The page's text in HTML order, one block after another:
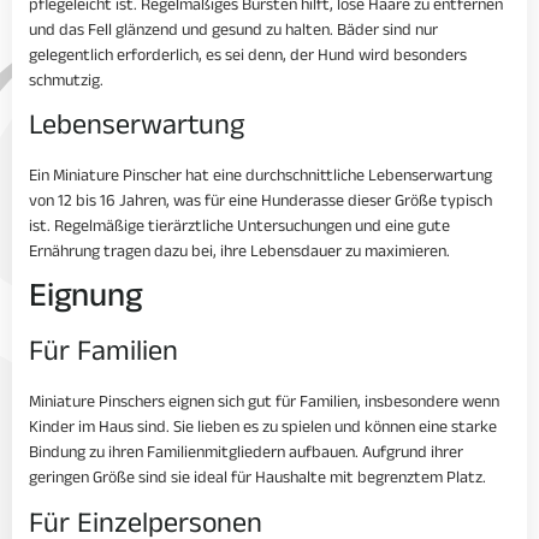
pflegeleicht ist. Regelmäßiges Bürsten hilft, lose Haare zu entfernen
und das Fell glänzend und gesund zu halten. Bäder sind nur
gelegentlich erforderlich, es sei denn, der Hund wird besonders
schmutzig.
Lebenserwartung
Ein Miniature Pinscher hat eine durchschnittliche Lebenserwartung
von 12 bis 16 Jahren, was für eine Hunderasse dieser Größe typisch
ist. Regelmäßige tierärztliche Untersuchungen und eine gute
Ernährung tragen dazu bei, ihre Lebensdauer zu maximieren.
Eignung
Für Familien
Miniature Pinschers eignen sich gut für Familien, insbesondere wenn
Kinder im Haus sind. Sie lieben es zu spielen und können eine starke
Bindung zu ihren Familienmitgliedern aufbauen. Aufgrund ihrer
geringen Größe sind sie ideal für Haushalte mit begrenztem Platz.
Für Einzelpersonen